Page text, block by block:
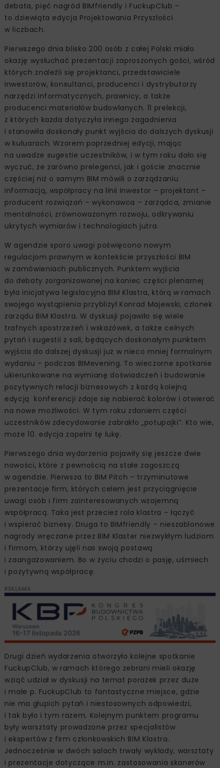
debata, pięć nagród BIMfriendly i FuckupClub –
to dziewiąta edycja Projektowania Przyszłości
w liczbach.
Pierwszego dnia blisko 200 osób z całej Polski miało
okazję wysłuchać prezentacji zaproszonych gości, wśród
których znaleźli się projektanci, przedstawiciele
inwestorów, konsultanci, producenci i dystrybutorzy
narzędzi informatycznych, prawnicy, a także
producenci materiałów budowlanych. 11 prelekcji,
z których każda dotyczyła innego zagadnienia
i stanowiła doskonały punkt wyjścia do dalszych dyskusji
w kuluarach. Wzorem poprzedniej edycji, mając
na uwadze sugestie uczestników, i w tym roku dało się
wyczuć, że zarówno prelegenci, jak i goście znacznie
częściej niż o samym BIM mówili o zarządzaniu
informacją, współpracy na linii inwestor – projektant –
producent rozwiązań – wykonawca – zarządca, zmianie
mentalności, zrównoważonym rozwoju, odkrywaniu
ukrytych wymiarów i technologiach jutra.
W agendzie sporo uwagi poświęcono nowym
regulacjom prawnym w kontekście przyszłości BIM
w zamówieniach publicznych. Punktem wyjścia
do debaty zorganizowanej na koniec części plenarnej
była inicjatywa legislacyjna BIM Klastra, którą w ramach
swojego wystąpienia przybliżył Konrad Majewski, członek
zarządu BIM Klastra. W dyskusji pojawiło się wiele
trafnych spostrzeżeń i wskazówek, a także celnych
pytań i sugestii z sali, będących doskonałym punktem
wyjścia do dalszej dyskusji już w nieco mniej formalnym
wydaniu – podczas BIMevening. To wieczorne spotkanie
ukierunkowane na wymianę doświadczeń i budowanie
pozytywnych relacji biznesowych z każdą kolejną
edycją konferencji zdaje się nabierać kolorów i otwierać
na nowe możliwości. W tym roku zdaniem części
uczestników zdecydowanie zabrakło „potupajki”. Kto wie,
może 10. edycja zapełni tę lukę.
Pierwszego dnia wydarzenia pojawiły się jeszcze dwie
nowości, które z pewnością na stałe zagoszczą
w agendzie. Pierwsza to BIM Pitch – trzyminutowe
prezentacje firm, których celem jest przyciągnięcie
uwagi osób i firm zainteresowanych wzajemną
współpracą. Taka jest przecież rola klastra – łączyć
i wspierać biznesy. Druga to BIMfriendly – nieszablonowe
nagrody wręczane przez BIM Klaster niezwykłym ludziom
i firmom, którzy ujęli nas swoją postawą
i zaangażowaniem. Bo w życiu chodzi o pasję, uśmiech
i pozytywną współpracę.
REKLAMA
Drugi dzień wydarzenia otworzyło kolejne spotkanie
FuckupClub, w ramach którego zebrani mieli okazję
wziąć udział w dyskusji na temat porażek przez duże
i małe p. FuckupClub to fantastyczne miejsce, gdzie
nie ma głupich pytań i niestosownych odpowiedzi,
i tak było i tym razem. Kolejnym punktem programu
były warsztaty prowadzone przez specjalistów
i ekspertów z firm członkowskich BIM Klastra.
Jednocześnie w dwóch salach trwały wykłady, warsztaty
i prezentacje dotyczące m.in. zastosowania skanerów